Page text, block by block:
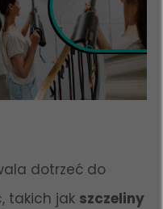
dotrzeć do
takich jak szczeliny